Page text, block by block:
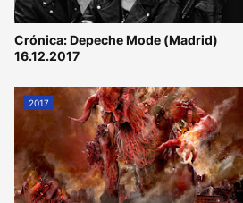
Crónica: Depeche Mode (Madrid)
16.12.2017
2017